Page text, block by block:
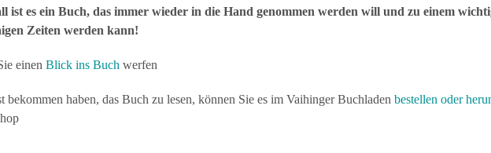
ist es ein Buch, das immer wieder in die Hand genommen werden will und zu einem
Zeiten werden kann!
einen Blick ins Buch werfen
bekommen haben, das Buch zu lesen, können Sie es im Vaihinger Buchladen bestellen oder